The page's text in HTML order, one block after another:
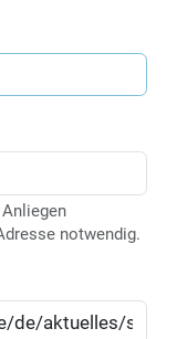
notwendig.